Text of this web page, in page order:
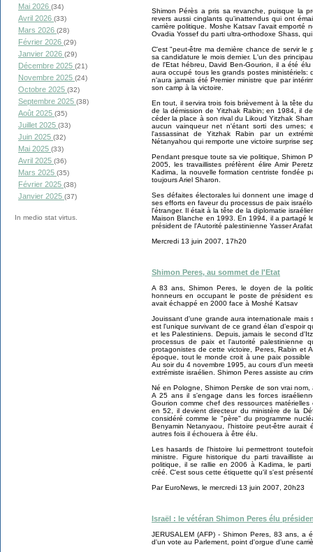
Mai 2026 (34)
Avril 2026 (33)
Mars 2026 (28)
Février 2026 (29)
Janvier 2026 (29)
Décembre 2025 (21)
Novembre 2025 (24)
Octobre 2025 (32)
Septembre 2025 (38)
Août 2025 (35)
Juillet 2025 (33)
Juin 2025 (32)
Mai 2025 (33)
Avril 2025 (36)
Mars 2025 (35)
Février 2025 (38)
Janvier 2025 (37)
In medio stat virtus.
Shimon Pérès a pris sa revanche, puisque la
revers aussi cinglants qu'inattendus qui ont
carrière politique. Moshe Katsav l'avait emporté
Ovadia Yossef du parti ultra-orthodoxe Shass,
C'est "peut-être ma dernière chance de servir
sa candidature le mois dernier. L'un des
de l'Etat hébreu, David Ben-Gourion, il a été
aura occupé tous les grands postes
n'aura jamais été Premier ministre que par
son camp à la victoire.
En tout, il servira trois fois brièvement à la tête
de la démission de Yitzhak Rabin; en 1984, il
céder la place à son rival du Likoud Yitzhak
aucun vainqueur net n'étant sorti des urnes;
l'assassinat de Yitzhak Rabin par un
Nétanyahou qui remporte une victoire surprise
Pendant presque toute sa vie politique, Shimon
2005, les travaillistes préfèrent élire Amir
Kadima, la nouvelle formation centriste fondée
toujours Ariel Sharon.
Ses défaites électorales lui donnent une image
ses efforts en faveur du processus de paix
l'étranger. Il était à la tête de la diplomatie
Maison Blanche en 1993. En 1994, il a partagé
président de l'Autorité palestinienne Yasser
Mercredi 13 juin 2007, 17h20
Shimon Peres, au sommet de l'Etat
A 83 ans, Shimon Peres, le doyen de la
honneurs en occupant le poste de président
avait échappé en 2000 face à Moshé Katsav
Jouissant d'une grande aura internationale
est l'unique survivant de ce grand élan d'espoir
et les Palestiniens. Depuis, jamais le second
processus de paix et l'autorité palestinienne
protagonistes de cette victoire, Peres, Rabin et
époque, tout le monde croit à une paix
Au soir du 4 novembre 1995, au cours d'un
extrémiste israélien. Shimon Peres assiste au
Né en Pologne, Shimon Perske de son vrai
A 25 ans il s'engage dans les forces
Gourion comme chef des ressources
en 52, il devient directeur du ministère de la
considéré comme le "père" du programme
Benyamin Netanyaou, l'histoire peut-être aurait
autres fois il échouera à être élu.
Les hasards de l'histoire lui permettront
ministre. Figure historique du parti
politique, il se rallie en 2006 à Kadima, le
créé. C'est sous cette étiquette qu'il s'est
Par EuroNews, le mercredi 13 juin 2007, 20h23
Israël : le vétéran Shimon Peres élu
JERUSALEM (AFP) - Shimon Peres, 83 ans, a
d'un vote au Parlement, point d'orgue d'une